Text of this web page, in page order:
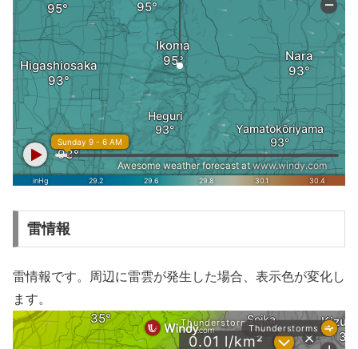
雷情報
雷情報です。周辺に雷雲が発生した場合、表示色が変化し
ます。